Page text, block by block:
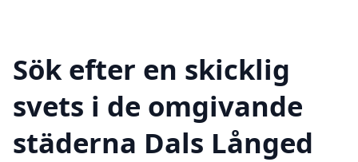
Sök efter en skicklig
svets i de omgivande
städerna Dals Långed